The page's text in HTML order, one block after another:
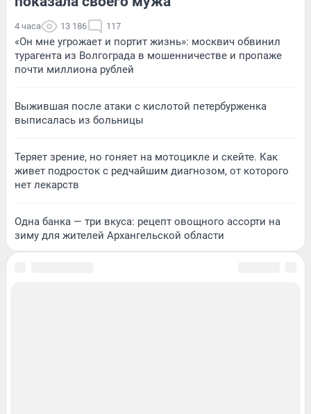
4 часа 13 186 117
«Он мне угрожает и портит жизнь»: москвич обвинил
турагента из Волгограда в мошенничестве и пропаже
почти миллиона рублей
Выжившая после атаки с кислотой петербурженка
выписалась из больницы
Теряет зрение, но гоняет на мотоцикле и скейте. Как
живет подросток с редчайшим диагнозом, от которого
нет лекарств
Одна банка — три вкуса: рецепт овощного ассорти на
зиму для жителей Архангельской области